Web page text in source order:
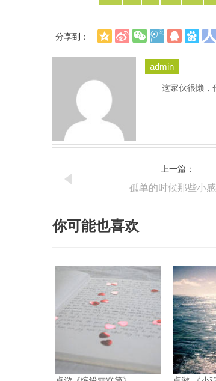
分享到：
admin
这家伙很懒，
上一篇：
孤单的时候那些小
你可能也喜欢